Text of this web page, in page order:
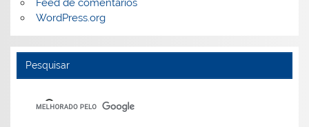
Feed de comentários
WordPress.org
Pesquisar